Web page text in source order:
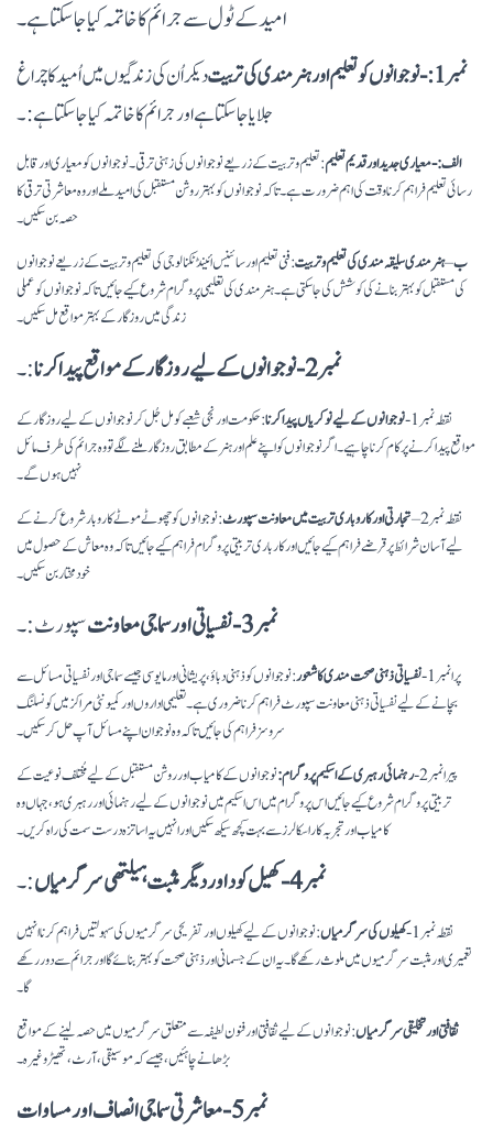
امید کے ٹول سے جرائم کا خاتمہ کیا جا سکتا ہے۔
نمبر 1:- نوجوانوں کو تعلیم اور ہنر مندی کی تربیت
دیکر اُن کی زندگیوں میں اُمید کا چراغ
جلایا جاسکتا ہے اور جرائم کا خاتمہ کیا جا سکتا ہے:۔
الف :- معیاری جدید اور قدیم تعلیم: تعلیم و تربیت کے زریعے نوجوانوں کی زہنی ترقی ۔ نوجوانوں کو معیاری اور قابل
رسائی تعلیم فراہم کرنا وقت کی اہم ضرورت ہے۔ تاکہ نوجوانوں کو بہتر روشن مستقبل کی امید ملے اور وہ معاشرتی ترقی کا
حصہ بن سکیں۔
ب–ہنر مندی سلیقہ مندی کی تعلیم و تربیت: فنی تعلیم اور سائینس ائینڈ ٹکنالوجی کی تعلیم و تربیت کے زریعے نوجوانوں
کی مستقبل کو بہتر بنا نے کی کوشش کی جا سکتی ہے۔ ہنر مندی کی تعلیمی پروگرام شروع کیے جائیں تاکہ نوجوانوں کو عملی
زندگی میں روزگار کے بہتر مواقع مل سکیں۔
نمبر 2- نوجوانوں کے لیے روزگار کے مواقع پیدا کرنا :۔
نقطہ نمبر 1- نوجوانوں کے لیے نوکریاں پیدا کرنا: حکومت اور نجی شعبے کو مل جُل کر نوجوانوں کے لیے روزگار کے
مواقع پیدا کرنے پر کام کرنا چاہیے۔ اگر نوجوانوں کو اپنے علم اور ہنر کے مطابق روزگار ملنے لگے تو وہ جرائم کی طرف مائل
نہیں ہوں گے۔
نقطہ نمبر 2 –
تجارتی اور کاروباری تربیت میں معاونتسپورٹ: نوجوانوں کو چھوٹے موٹے کاروبار شروع کرنے کے
لیے آسان شرائط پر قرضے فراہم کیے جائیں اور کارباری تربیتی پروگرام فراہم کیے جائیں تاکہ وہ معاش کے حصول میں
خودمختار بن سکیں ۔
نمبر 3- نفسیاتی اور سماجی معاونت سپورٹ:۔
پرا نمبر 1- نفسیاتی ذہنی صحت مندی کا شعور: نوجوانوں کو ذہنی دباؤ، پریشانی اور مایوسی جیسے سماجی اور نفسیاتی مسائل سے
بچانے کے لیے نفسیاتی ذہنی معاونت سپورٹ فراہم کرنا ضروری ہے۔ تعلیمی اداروں اور کمیونٹی مراکز میں کونسلنگ
سروسز فراہم کی جائیں تاکہ وہ نوجوان اپنے مسائل آپ حل کر سکیں۔
پیرا نمبر 2- رہنمائی رہبری کے اسکیم پروگرام:نوجوانوں کے کامیاب اور روشن مستقبل کے لیے مُختلف نوعیت کے
تربیتی پروگرام شروع کیے جائیں اس پروگرام میں اس اسکیم میں نوجوانوں کے لیے رہنمائی اور رہبری ہو، جہاں وہ
کامیاب اور تجربہ کار اسکالرز سے بہت کچھ سیکھ سکیں اور انہیں یہ اساتزہ درست سمت کی راہ کریں۔
نمبر 4- کھیل کود اور دیگر مثبت ہیلتھی سرگرمیاں :۔
نقطہ نمبر 1- کھیلوں کی سرگرمیاں: نوجوانوں کے لیے کھیلوں اور تفریحی سرگرمیوں کی سہولتیں فراہم کرنا انہیں
تعمیری اور مثبت سرگرمیوں میں ملوث رکھے گا۔ یہ ان کے جسمانی اور ذہنی صحت کو بہتر بنائے گا اور جرائم سے دور رکھے
گا۔
ثقافتی اور تخلیقی سرگرمیاں: نوجوانوں کے لیے ثقافتی اور فنون لطیفہ سے متعلق سرگرمیوں میں حصہ لینے کے مواقع
بڑھانے چاہئیں، جیسے کہ موسیقی، آرٹ، تھیٹر وغیرہ۔
نمبر 5- معاشرتی سماجی انصاف اور مساوات